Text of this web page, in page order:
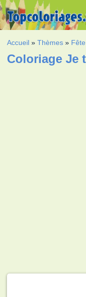
Accueil »Thèmes »
Coloriage Je